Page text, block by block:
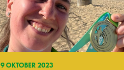
9 OKTOBER 2023